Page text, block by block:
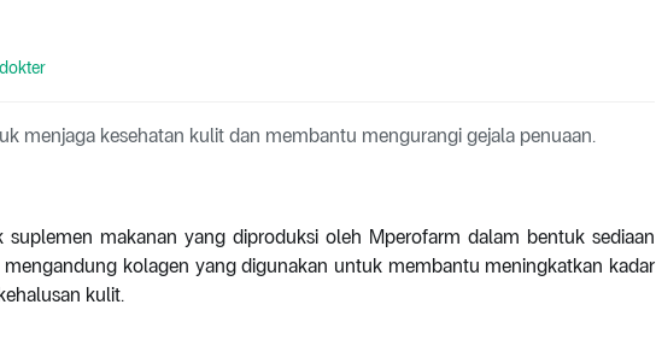
menjaga kesehatan kulit dan membantu mengurangi gejala penuaan.
suplemen makanan yang diproduksi oleh Mperofarm dalam bentuk sediaan
mengandung kolagen yang digunakan untuk membantu meningkatkan kadar
kulit.